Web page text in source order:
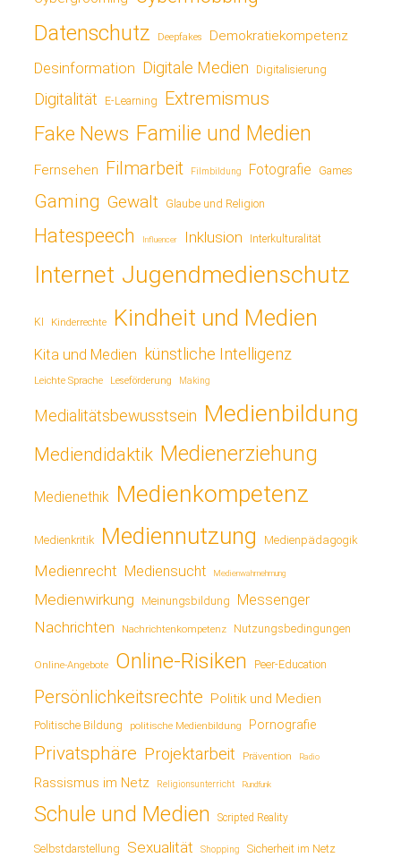
Datenschutz Deepfakes Demokratiekompetenz
Desinformation Digitale Medien Digitalisierung
Digitalität E-Learning Extremismus
Fake News Familie und Medien
Fernsehen Filmarbeit Filmbildung Fotografie Games
Gaming Gewalt Glaube und Religion
Hatespeech Influencer Inklusion Interkulturalität
Internet Jugendmedienschutz
KI Kinderrechte Kindheit und Medien
Kita und Medien künstliche Intelligenz
Leichte Sprache Leseförderung Making
Medialitätsbewusstsein Medienbildung
Mediendidaktik Medienerziehung
Medienethik Medienkompetenz
Medienkritik Mediennutzung Medienpädagogik
Medienrecht Mediensucht Medienwahrnehmung
Medienwirkung Meinungsbildung Messenger
Nachrichten Nachrichtenkompetenz Nutzungsbedingungen
Online-Angebote Online-Risiken Peer-Education
Persönlichkeitsrechte Politik und Medien
Politische Bildung politische Medienbildung Pornografie
Privatsphäre Projektarbeit Prävention Radio
Rassismus im Netz Religionsunterricht Rundfunk
Schule und Medien Scripted Reality
Selbstdarstellung Sexualität Shopping Sicherheit im Netz